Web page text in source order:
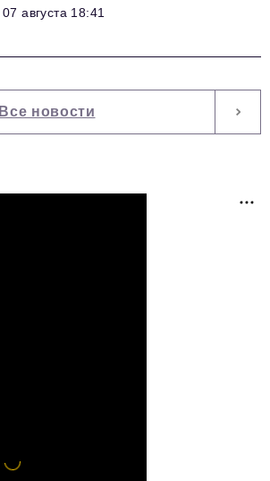
07 августа 18:41
Все новости